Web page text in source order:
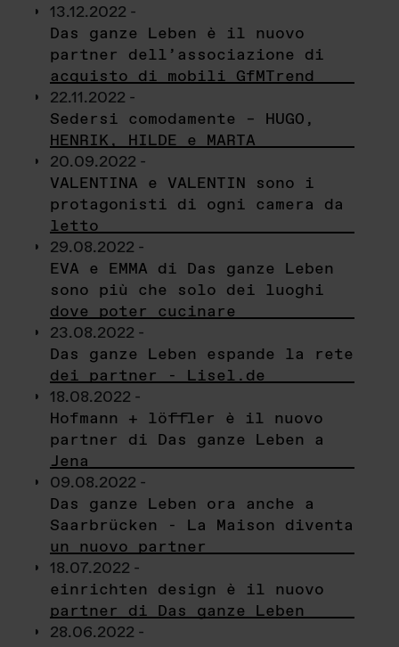
13.12.2022 -
Das ganze Leben è il nuovo
partner dell’associazione di
acquisto di mobili GfMTrend
22.11.2022 -
Sedersi comodamente – HUGO,
HENRIK, HILDE e MARTA
20.09.2022 -
VALENTINA e VALENTIN sono i
protagonisti di ogni camera da
letto
29.08.2022 -
EVA e EMMA di Das ganze Leben
sono più che solo dei luoghi
dove poter cucinare
23.08.2022 -
Das ganze Leben espande la rete
dei partner - Lisel.de
18.08.2022 -
Hofmann + löffler è il nuovo
partner di Das ganze Leben a
Jena
09.08.2022 -
Das ganze Leben ora anche a
Saarbrücken - La Maison diventa
un nuovo partner
18.07.2022 -
einrichten design è il nuovo
partner di Das ganze Leben
28.06.2022 -